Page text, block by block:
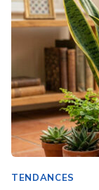
TENDANCES